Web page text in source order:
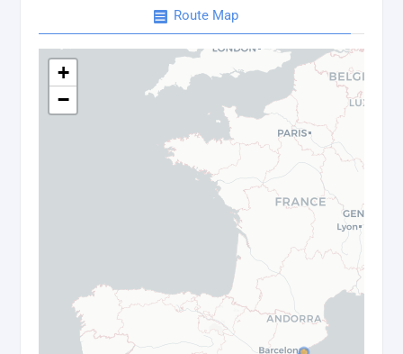
Route Map
+
−